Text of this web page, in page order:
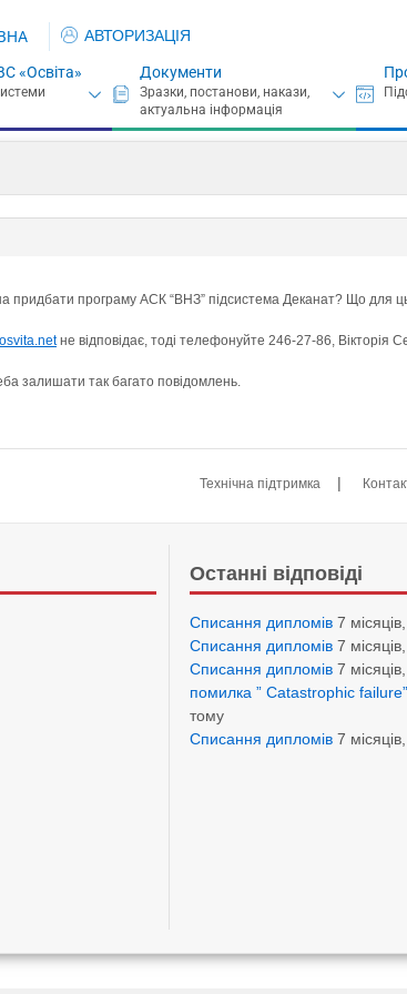
АВТОРИЗАЦІЯ
«Освіта» Документи
придбати програму АСК “ВНЗ” підсистема Деканат? Що для
не відповідає, тоді телефонуйте 246-27-86, Вікторія
залишати так багато повідомлень.
Технічна підтримка |
Останні відповіді
Списання дипломів 7
Списання дипломів 7
Списання дипломів 7
помилка ” Catastrophic failure”
тому
Списання дипломів 7